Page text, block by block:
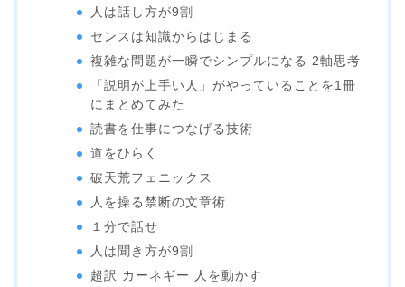
人は話し方が9割
センスは知識からはじまる
複雑な問題が一瞬でシンプルになる 2軸思考
「説明が上手い人」がやっていることを1冊
にまとめてみた
読書を仕事につなげる技術
道をひらく
破天荒フェニックス
人を操る禁断の文章術
１分で話せ
人は聞き方が9割
超訳 カーネギー 人を動かす